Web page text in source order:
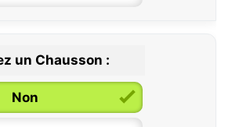
0 / 6 mois
6 / 12 mois
un Chausson :
Non